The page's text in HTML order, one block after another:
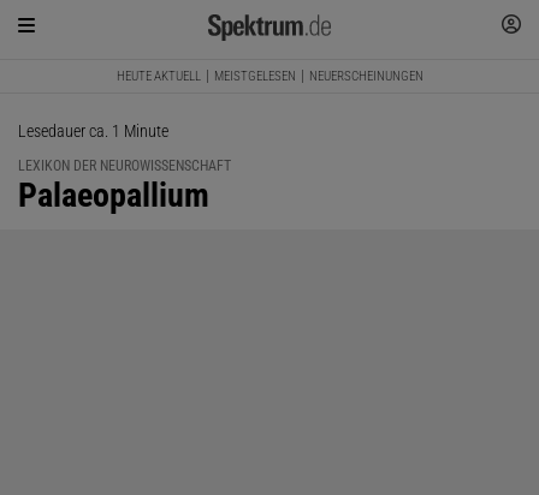
HEUTE AKTUELL MEISTGELESEN NEUERSCHEINUNGEN
Lesedauer ca. 1 Minute
LEXIKON DER NEUROWISSENSCHAFT
:
Palaeopallium